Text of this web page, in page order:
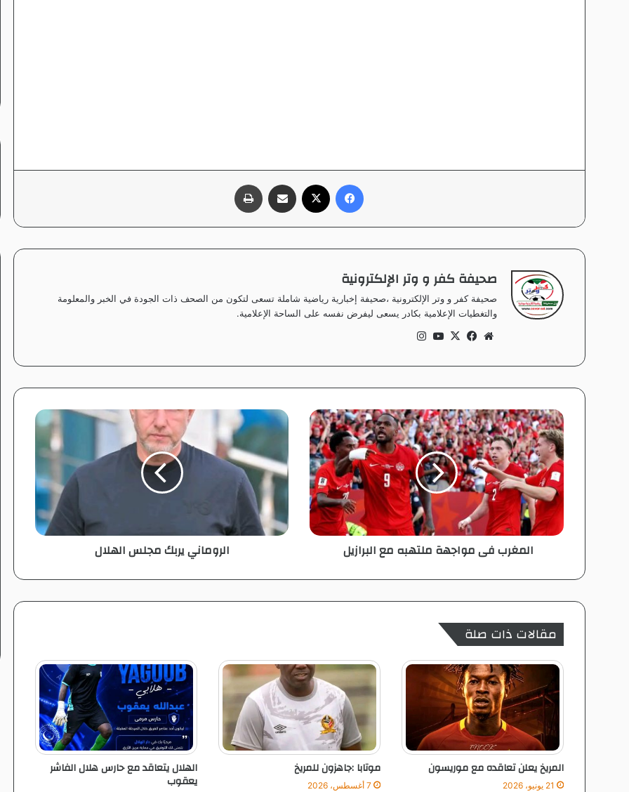
صحيفة كفر و وتر الإلكترونية
صحيفة كفر و وتر الإلكترونية ،صحيفة إخبارية رياضية شاملة تسعى لتكون من الصحف ذات الجودة في الخبر والمعلومة
والتغطيات الإعلامية بكادر يسعى ليفرض نفسه على الساحة الإعلامية.
موق
الوي
ب
في
وك
‫X
‫Yo
ub
e
ام
ا
ل
م
غ
ر
ب
ف
م
ج
م
ه
ب
ر
المغرب فى مواجهة ملتهبه مع البرازيل
ا
ل
و
م
ا
ي
ي
ك
ل
ه
ل
ا
ل
الروماني يربك مجلس الهلال
مقالات ذات صلة
المريخ يعلن تعاقده مع موريسون
21 يونيو، 2026
موتابا :جاهزون للمريخ
7 أغسطس، 2026
الهلال يتعاقد مع حارس هلال الفاشر
يعقوب